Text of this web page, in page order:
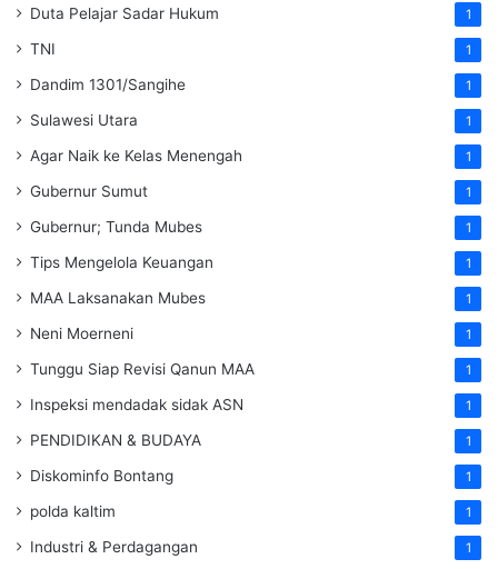
Duta Pelajar Sadar Hukum 1
TNI 1
Dandim 1301/Sangihe 1
Sulawesi Utara 1
Agar Naik ke Kelas Menengah 1
Gubernur Sumut 1
Gubernur; Tunda Mubes 1
Tips Mengelola Keuangan 1
MAA Laksanakan Mubes 1
Neni Moerneni 1
Tunggu Siap Revisi Qanun MAA 1
Inspeksi mendadak sidak ASN 1
PENDIDIKAN & BUDAYA 1
Diskominfo Bontang 1
polda kaltim 1
Industri & Perdagangan 1